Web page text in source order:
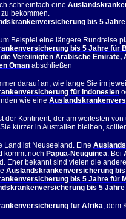
sehr einfach eine
zu bekommen.
bis 5
Beispiel eine längere Rundreise
bis 5 Jahre für
Vereiinigten Arabische Emirate,
Oman abschließen
darauf an, wie lange Sie im
für Indonesien
wie eine
der Kontinent, der am weitesten von
kürzer inAustralien bleiben,
Land ist Neuseeland . Eine
kommt noch Papua-Neuguinea. Bei
Eher bekannt sind vielen die
Auslandskrankenversicherung
bis 5 Jahre für
bis 5 Jahre
für Afrika, dem